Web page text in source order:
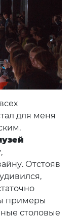
для меня
Отстояв
примеры
столовые